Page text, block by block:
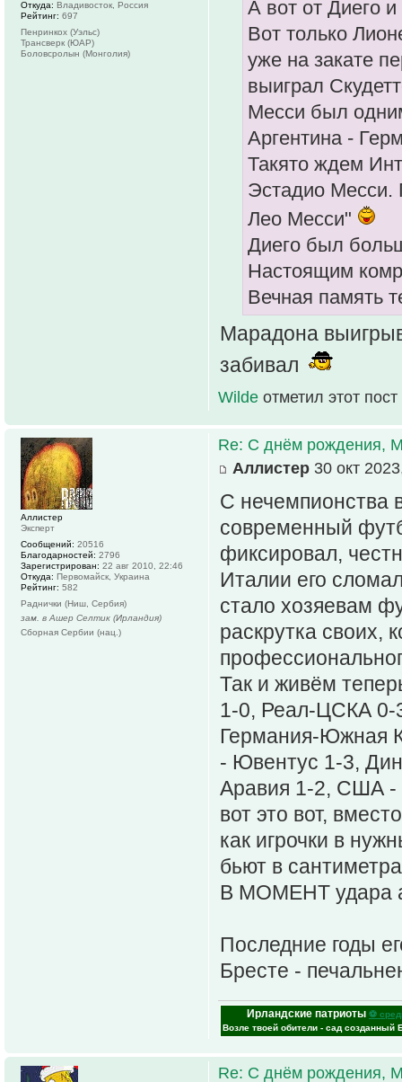
А вот от Диего
Вот только
уже на закате
выиграл
Месси был
Аргентина -
Такято ждем
Эстадио Месси.
Лео Месси"
Диего был
Настоящим
Вечная память
Марадона
забивал
Wilde отметил этот
Откуда: Владивосток, Россия
Рейтинг: 697
Пенринкох (Уэльс)
Трансверк (ЮАР)
Боловсролын (Монголия)
Re: С днём рождения,
Аллистер 30 окт
С нечемпионства
современный
фиксировал,
Италии его
стало хозяевам
раскрутка своих,
Так и живём
1-0, Реал-ЦСКА 0-
Германия-Южная
- Ювентус 1-3,
Аравия 1-2, США -
вот это вот,
как игрочки в
бьют в
В МОМЕНТ удара а
Последние годы
Бресте -
Ирландские патриоты ⚽
Возле твоей обители - сад созданный
Аллистер
Эксперт
Сообщений: 20516
Благодарностей: 2796
Зарегистрирован: 22 авг 2010, 22:46
Откуда: Первомайск, Украина
Рейтинг: 582
Раднички (Ниш, Сербия)
зам. в Ашер Селтик (Ирландия)
Сборная Сербии (нац.)
Re: С днём рождения,